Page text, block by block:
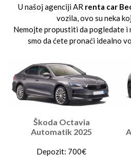
U našoj agenciji AR renta car
vozila, ovo su neka
Nemojte propustiti da pogledate i
smo da ćete pronaći idealno
Škoda Octavia
Automatik 2025
Depozit: 700€